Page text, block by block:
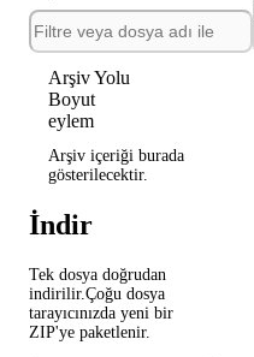
Arşiv Yolu
Boyut
eylem
Arşiv içeriği burada
gösterilecektir.
İndir
Tek dosya doğrudan
indirilir.Çoğu dosya
tarayıcınızda yeni bir
ZIP'ye paketlenir.